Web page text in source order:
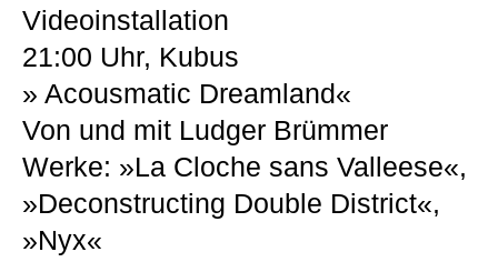
Videoinstallation
21:00 Uhr, Kubus
» Acousmatic Dreamland«
Von und mit Ludger Brümmer
Werke: »La Cloche sans Valleese«,
»Deconstructing Double District«,
»Nyx«